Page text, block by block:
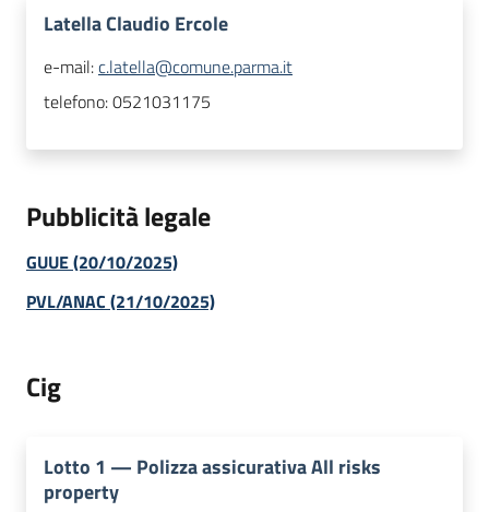
Latella Claudio Ercole
e-mail:c.latella@comune.parma.it
telefono:0521031175
Pubblicità legale
GUUE (20/10/2025)
PVL/ANAC (21/10/2025)
Cig
Lotto 1 — Polizza assicurativa All risks
property